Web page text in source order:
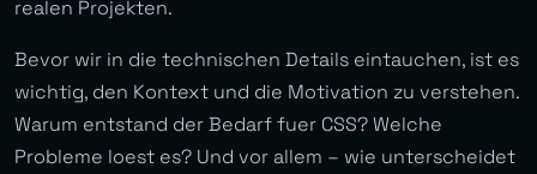
realen Projekten.
Bevor wir in die technischen Details eintauchen, ist es
wichtig, den Kontext und die Motivation zu verstehen.
Warum entstand der Bedarf fuer CSS? Welche
Probleme loest es? Und vor allem – wie unterscheidet